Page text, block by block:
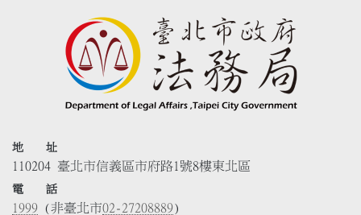
地 址
110204 臺北市信義區市府路1號8樓東北區
電 話
1999 (非臺北市02-27208889)